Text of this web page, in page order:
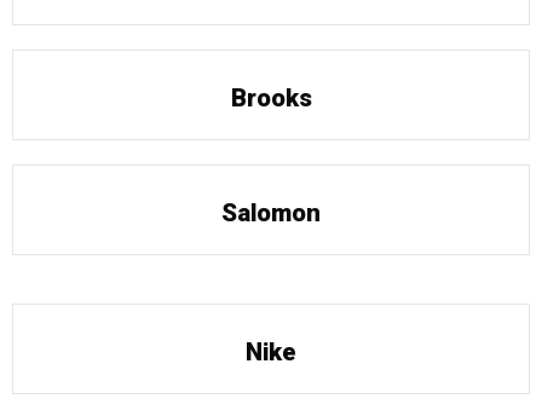
Brooks
Salomon
Nike